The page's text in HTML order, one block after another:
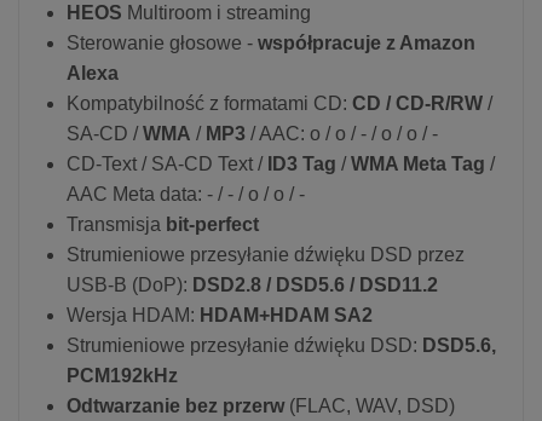
HEOS Multiroom i streaming
Sterowanie głosowe - współpracuje z Amazon
Alexa
Kompatybilność z formatami CD: CD / CD-R/RW /
SA-CD /WMA / MP3 / AAC: o / o / - / o / o / -
CD-Text / SA-CD Text / ID3 Tag /WMA Meta Tag /
AAC Meta data: - / - / o / o / -
Transmisja bit-perfect
Strumieniowe przesyłanie dźwięku DSD przez
USB-B (DoP): DSD2.8 / DSD5.6 / DSD11.2
Wersja HDAM: HDAM+HDAM SA2
Strumieniowe przesyłanie dźwięku DSD: DSD5.6,
PCM192kHz
Odtwarzanie bez przerw(FLAC, WAV, DSD)